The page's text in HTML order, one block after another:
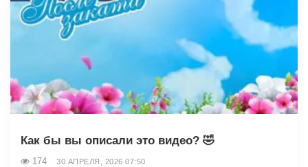
Как бы вы описали это видео? 🤣
174 30 АПРЕЛЯ, 2026 07:50